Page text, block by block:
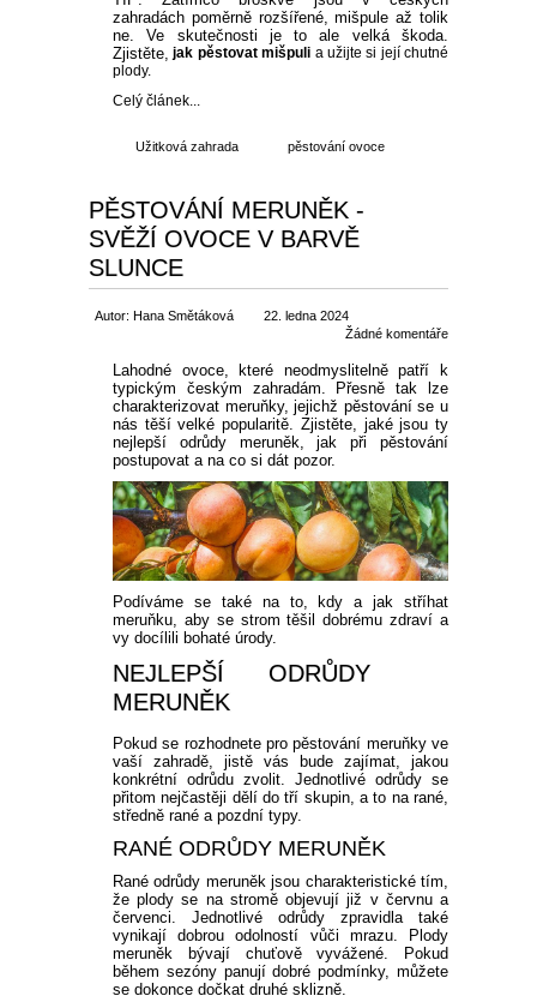
zahradách poměrně rozšířené, mišpule až tolik
ne. Ve skutečnosti je to ale velká škoda.
Zjistěte, jak pěstovat mišpuli a užijte si její chutné
plody.
Celý článek...
Užitková zahrada pěstování ovoce
PĚSTOVÁNÍ MERUNĚK -
SVĚŽÍ OVOCE V BARVĚ
SLUNCE
Autor: Hana Smětáková
22. ledna 2024
Žádné komentáře
Lahodné ovoce, které neodmyslitelně patří k
typickým českým zahradám. Přesně tak lze
charakterizovat meruňky, jejichž pěstování se u
nás těší velké popularitě. Zjistěte, jaké jsou ty
nejlepší odrůdy meruněk, jak při pěstování
postupovat a na co si dát pozor.
Podíváme se také na to, kdy a jak stříhat
meruňku, aby se strom těšil dobrému zdraví a
vy docílili bohaté úrody.
NEJLEPŠÍ ODRŮDY
MERUNĚK
Pokud se rozhodnete pro pěstování meruňky ve
vaší zahradě, jistě vás bude zajímat, jakou
konkrétní odrůdu zvolit. Jednotlivé odrůdy se
přitom nejčastěji dělí do tří skupin, a to na rané,
středně rané a pozdní typy.
RANÉ ODRŮDY MERUNĚK
Rané odrůdy meruněk jsou charakteristické tím,
že plody se na stromě objevují již v červnu a
červenci. Jednotlivé odrůdy zpravidla také
vynikají dobrou odolností vůči mrazu. Plody
meruněk bývají chuťově vyvážené. Pokud
během sezóny panují dobré podmínky, můžete
se dokonce dočkat druhé sklizně.